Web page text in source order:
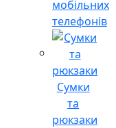
мобільних
телефонів
Сумки
та
рюкзаки